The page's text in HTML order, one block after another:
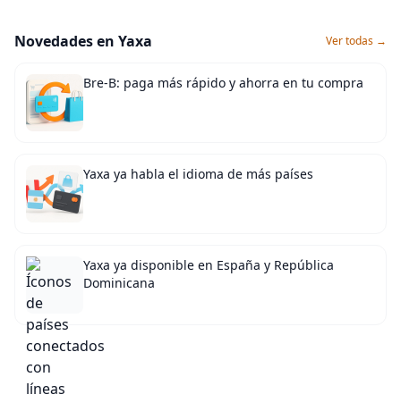
Novedades en Yaxa Ver todas →
Bre-B: paga más rápido y ahorra en tu compra
Yaxa ya habla el idioma de más países
Yaxa ya disponible en España y República
Dominicana